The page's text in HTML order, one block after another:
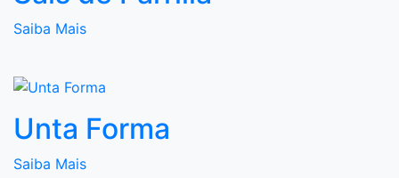
Saiba Mais
Unta Forma
Saiba Mais